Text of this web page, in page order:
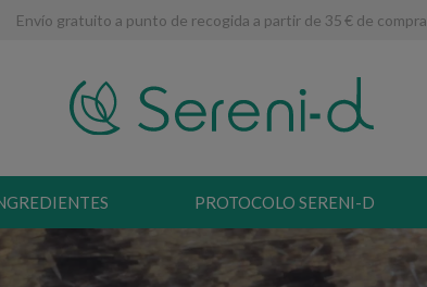
Envío gratuito a punto de recogida a partir de 35 € de compra
PROTOCOLO SERENI-D